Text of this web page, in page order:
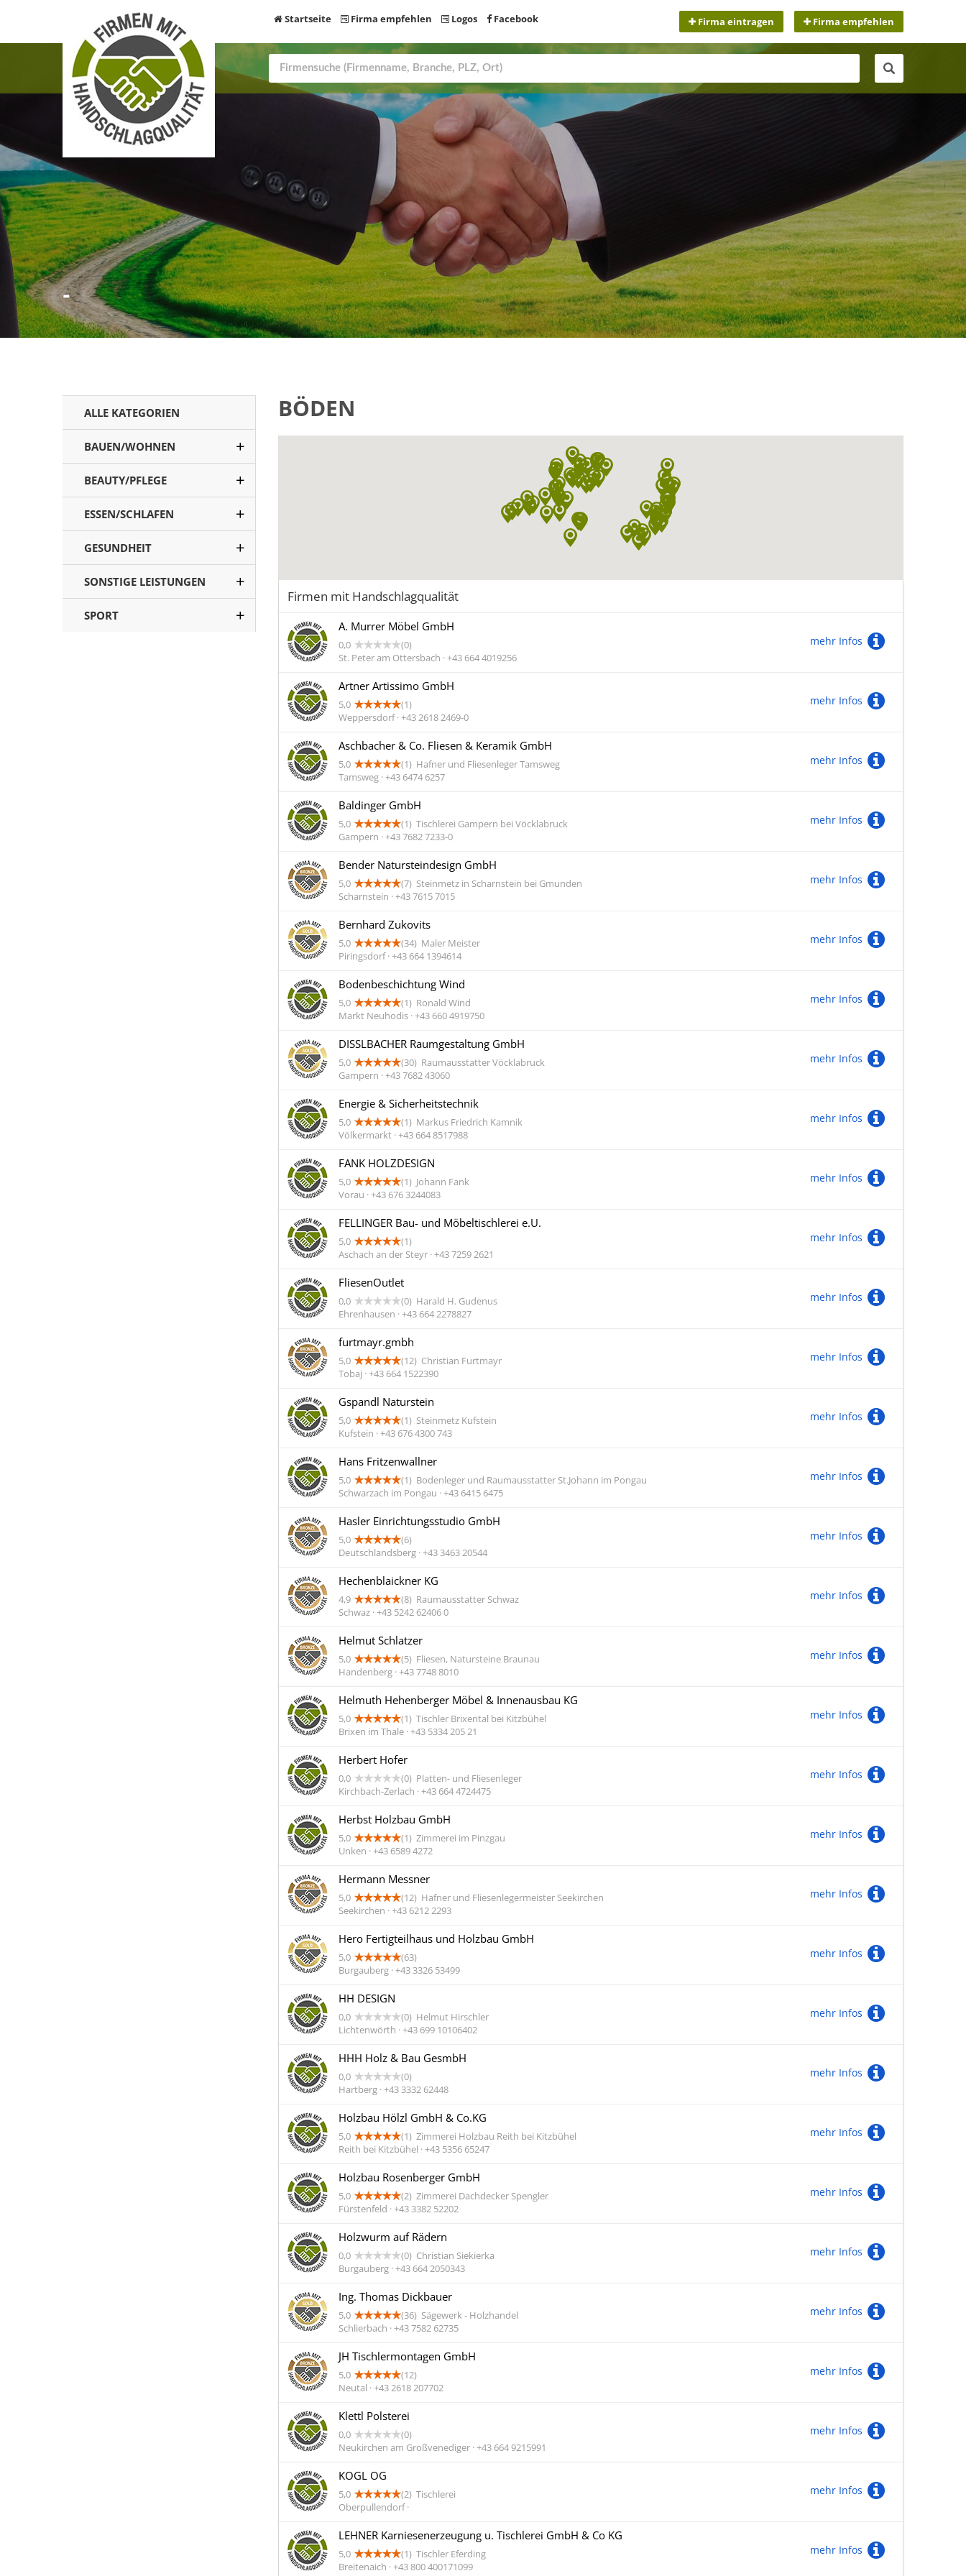
Startseite Firma empfehlen Logos Facebook Firma eintragen Firma empfehlen
-
ALLE KATEGORIEN
BAUEN/WOHNEN
BEAUTY/PFLEGE
ESSEN/SCHLAFEN
GESUNDHEIT
SONSTIGE LEISTUNGEN
SPORT
BÖDEN
Firmen mit Handschlagqualität
A. Murrer Möbel GmbH
0,0
(0)
St. Peter am Ottersbach · +43 664 4019256
mehr Infos
Artner Artissimo GmbH
5,0
(1)
Weppersdorf · +43 2618 2469-0
mehr Infos
Aschbacher & Co. Fliesen & Keramik GmbH
5,0 (1) Hafner und Fliesenleger Tamsweg
Tamsweg · +43 6474 6257
mehr Infos
Baldinger GmbH
5,0 (1) Tischlerei Gampern bei Vöcklabruck
Gampern · +43 7682 7233-0
mehr Infos
Bender Natursteindesign GmbH
5,0 (7) Steinmetz in Scharnstein bei Gmunden
Scharnstein · +43 7615 7015
mehr Infos
Bernhard Zukovits
5,0 (34) Maler Meister
Piringsdorf · +43 664 1394614
mehr Infos
Bodenbeschichtung Wind
5,0 (1) Ronald Wind
Markt Neuhodis · +43 660 4919750
mehr Infos
DISSLBACHER Raumgestaltung GmbH
5,0 (30) Raumausstatter Vöcklabruck
Gampern · +43 7682 43060
mehr Infos
Energie & Sicherheitstechnik
5,0 (1) Markus Friedrich Kamnik
Völkermarkt · +43 664 8517988
mehr Infos
FANK HOLZDESIGN
5,0 (1) Johann Fank
Vorau · +43 676 3244083
mehr Infos
FELLINGER Bau- und Möbeltischlerei e.U.
5,0
(1)
Aschach an der Steyr · +43 7259 2621
mehr Infos
FliesenOutlet
0,0 (0) Harald H. Gudenus
Ehrenhausen · +43 664 2278827
mehr Infos
furtmayr.gmbh
5,0 (12) Christian Furtmayr
Tobaj · +43 664 1522390
mehr Infos
Gspandl Naturstein
5,0 (1) Steinmetz Kufstein
Kufstein · +43 676 4300 743
mehr Infos
Hans Fritzenwallner
5,0 (1) Bodenleger und Raumausstatter St.Johann im Pongau
Schwarzach im Pongau · +43 6415 6475
mehr Infos
Hasler Einrichtungsstudio GmbH
5,0
(6)
Deutschlandsberg · +43 3463 20544
mehr Infos
Hechenblaickner KG
4,9 (8) Raumausstatter Schwaz
Schwaz · +43 5242 62406 0
mehr Infos
Helmut Schlatzer
5,0 (5) Fliesen, Natursteine Braunau
Handenberg · +43 7748 8010
mehr Infos
Helmuth Hehenberger Möbel & Innenausbau KG
5,0 (1) Tischler Brixental bei Kitzbühel
Brixen im Thale · +43 5334 205 21
mehr Infos
Herbert Hofer
0,0 (0) Platten- und Fliesenleger
Kirchbach-Zerlach · +43 664 4724475
mehr Infos
Herbst Holzbau GmbH
5,0 (1) Zimmerei im Pinzgau
Unken · +43 6589 4272
mehr Infos
Hermann Messner
5,0 (12) Hafner und Fliesenlegermeister Seekirchen
Seekirchen · +43 6212 2293
mehr Infos
Hero Fertigteilhaus und Holzbau GmbH
5,0
(63)
Burgauberg · +43 3326 53499
mehr Infos
HH DESIGN
0,0 (0) Helmut Hirschler
Lichtenwörth · +43 699 10106402
mehr Infos
HHH Holz & Bau GesmbH
0,0
(0)
Hartberg · +43 3332 62448
mehr Infos
Holzbau Hölzl GmbH & Co.KG
5,0 (1) Zimmerei Holzbau Reith bei Kitzbühel
Reith bei Kitzbühel · +43 5356 65247
mehr Infos
Holzbau Rosenberger GmbH
5,0 (2) Zimmerei Dachdecker Spengler
Fürstenfeld · +43 3382 52202
mehr Infos
Holzwurm auf Rädern
0,0 (0) Christian Siekierka
Burgauberg · +43 664 2050343
mehr Infos
Ing. Thomas Dickbauer
5,0 (36) Sägewerk - Holzhandel
Schlierbach · +43 7582 62735
mehr Infos
JH Tischlermontagen GmbH
5,0
(12)
Neutal · +43 2618 207702
mehr Infos
Klettl Polsterei
0,0
(0)
Neukirchen am Großvenediger · +43 664 9215991
mehr Infos
KOGL OG
5,0 (2) Tischlerei
Oberpullendorf ·
mehr Infos
LEHNER Karniesenerzeugung u. Tischlerei GmbH & Co KG
5,0 (1) Tischler Eferding
Breitenaich · +43 800 400171099
mehr Infos